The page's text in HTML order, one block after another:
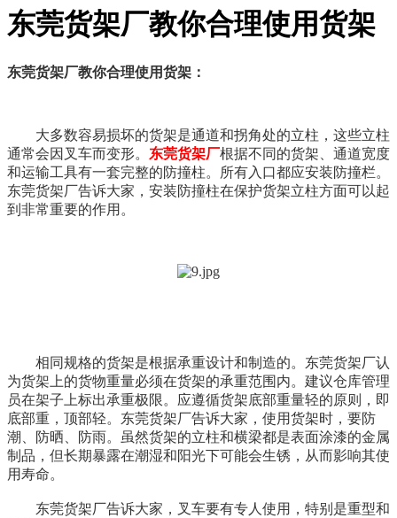
东莞货架厂教你合理使用货架
东莞货架厂教你合理使用货架：
大多数容易损坏的货架是通道和拐角处的立柱，这些立柱
通常会因叉车而变形。 东莞货架厂根据不同的货架、通道宽度
和运输工具有一套完整的防撞柱。所有入口都应安装防撞栏。
东莞货架厂告诉大家，安装防撞柱在保护货架立柱方面可以起
到非常重要的作用。
相同规格的货架是根据承重设计和制造的。东莞货架厂认
为货架上的货物重量必须在货架的承重范围内。建议仓库管理
员在架子上标出承重极限。应遵循货架底部重量轻的原则，即
底部重，顶部轻。东莞货架厂告诉大家，使用货架时，要防
潮、防晒、防雨。虽然货架的立柱和横梁都是表面涂漆的金属
制品，但长期暴露在潮湿和阳光下可能会生锈，从而影响其使
用寿命。
东莞货架厂告诉大家，叉车要有专人使用，特别是重型和